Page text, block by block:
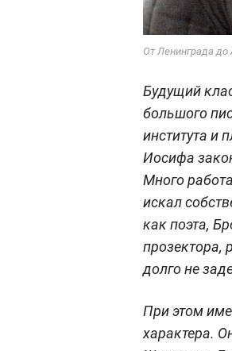
От Ленинграда до
Будущий
большого
института и
Иосифа
Много
искал
как поэта,
прозектора,
долго не
При этом
характера.